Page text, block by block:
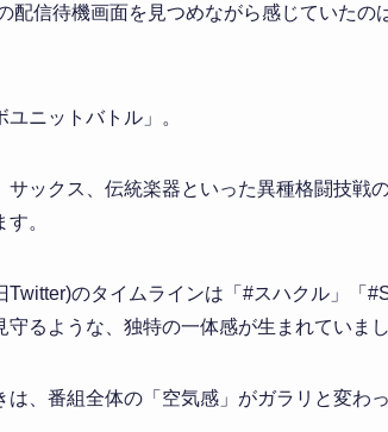
配信待機画面を見つめながら感じていた
ニットバトル」。
サックス、伝統楽器といった異種格闘技戦
。
Twitter)のタイムラインは「#スハクル」「
るような、独特の一体感が生まれていまし
、番組全体の「空気感」がガラリと変わっ